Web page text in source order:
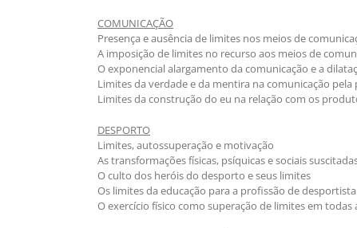
COMUNICAÇÃO
Presença e ausência de limites nos meios de
A imposição de limites no recurso aos meios de
O exponencial alargamento da comunicação e a
Limites da verdade e da mentira na comunicação pela
Limites da construção do eu na relação com os
DESPORTO
Limites, autossuperação e motivação
As transformações físicas, psíquicas e sociais
O culto dos heróis do desporto e seus limites
Os limites da educação para a profissão de desportista
O exercício físico como superação de limites em todas